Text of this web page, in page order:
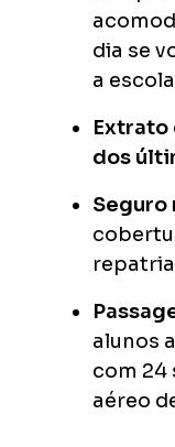
dia se
a escola
Extrato
dos
Seguro
alunos
com 24
aéreo